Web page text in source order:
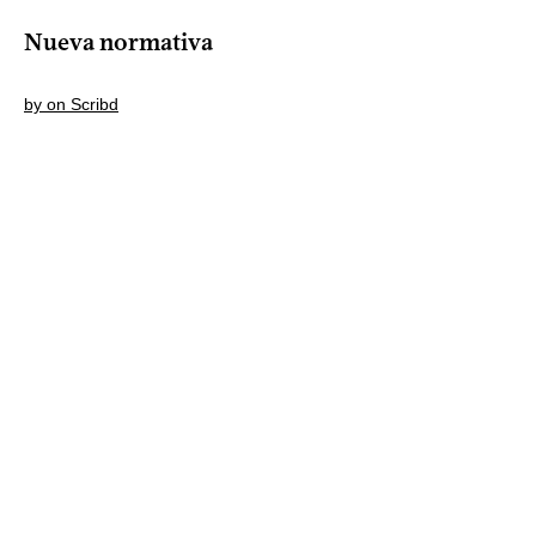
Nueva normativa
by on Scribd